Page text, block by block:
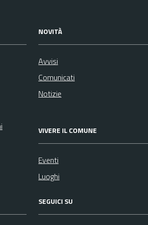
NOVITÀ
Avvisi
Comunicati
Notizie
VIVERE IL COMUNE
Eventi
Luoghi
SEGUICI SU